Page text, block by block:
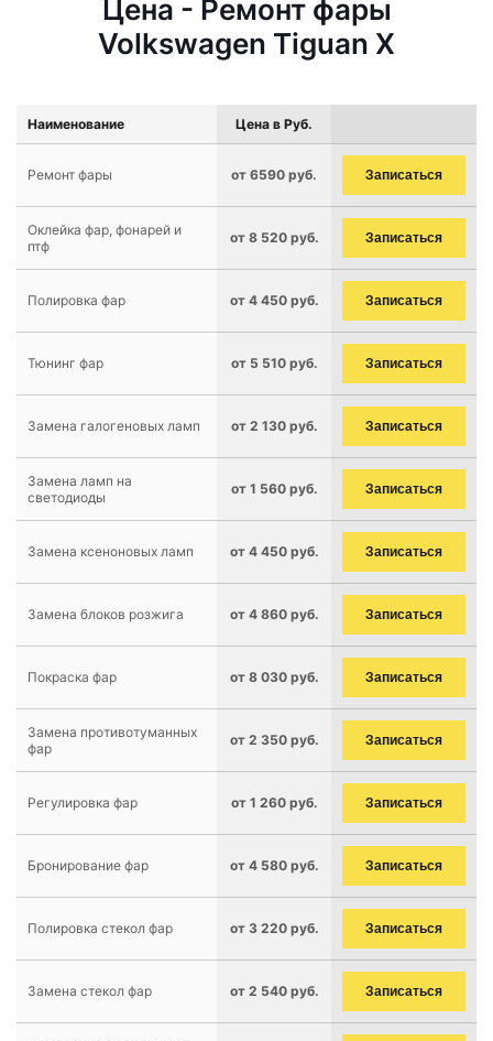
Цена - Ремонт фары
Volkswagen Tiguan X
Наименование Цена в Руб.
Ремонт фары от 6590 руб. Записаться
Оклейка фар, фонарей и
птф
от 8 520 руб. Записаться
Полировка фар от 4 450 руб. Записаться
Тюнинг фар от 5 510 руб. Записаться
Замена галогеновых ламп от 2 130 руб. Записаться
Замена ламп на
светодиоды
от 1 560 руб. Записаться
Замена ксеноновых ламп от 4 450 руб. Записаться
Замена блоков розжига от 4 860 руб. Записаться
Покраска фар от 8 030 руб. Записаться
Замена противотуманных
фар
от 2 350 руб. Записаться
Регулировка фар от 1 260 руб. Записаться
Бронирование фар от 4 580 руб. Записаться
Полировка стекол фар от 3 220 руб. Записаться
Замена стекол фар от 2 540 руб. Записаться